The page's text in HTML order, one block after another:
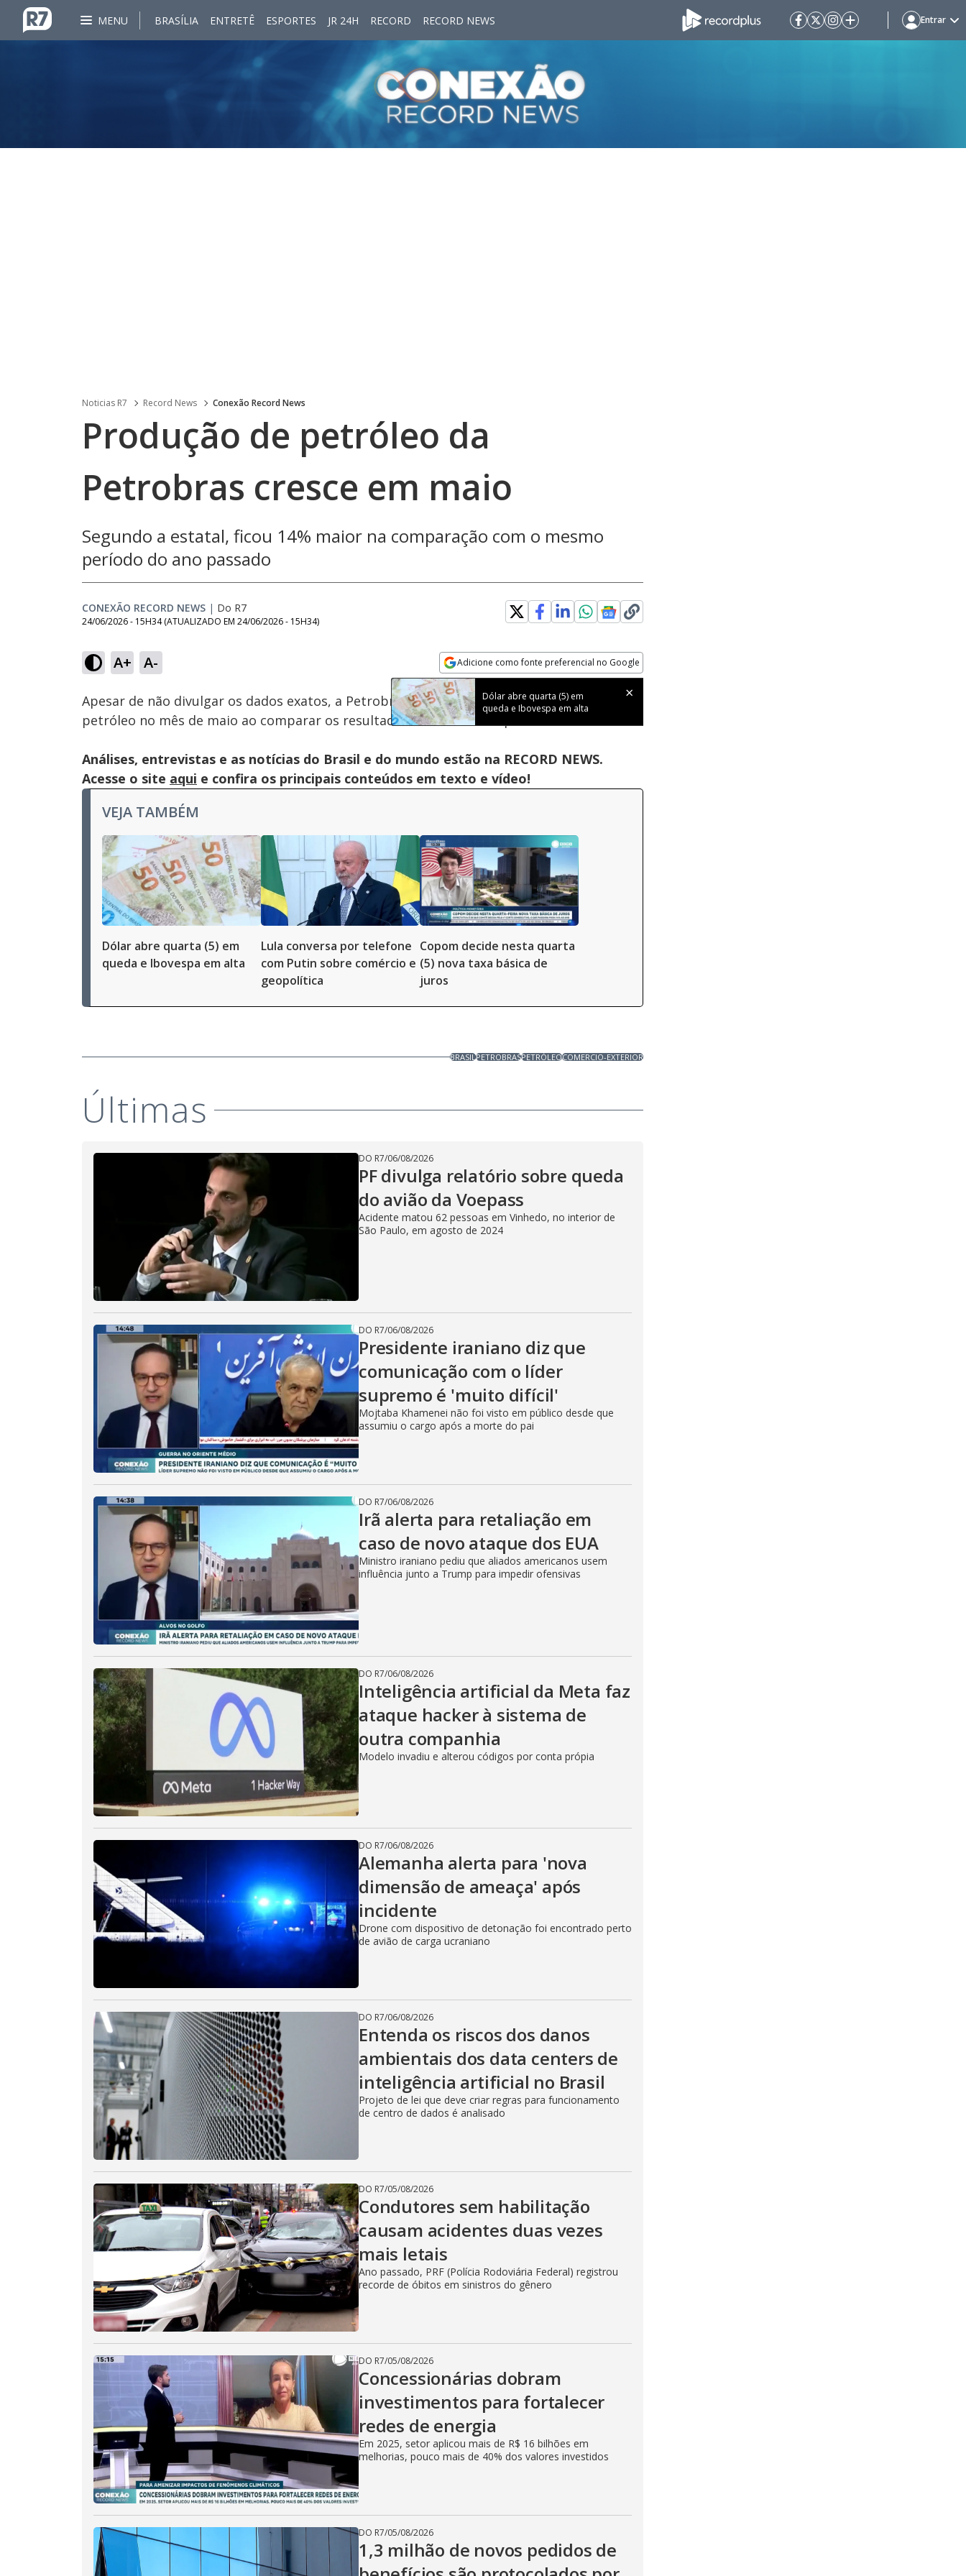
MENU BRASÍLIA ENTRETÊ ESPORTES JR 24H RECORD RECORD NEWS Entrar
Noticias R7 Record News Conexão Record News
Produção de petróleo da
Petrobras cresce em maio
Segundo a estatal, ficou 14% maior na comparação com o mesmo
período do ano passado
CONEXÃO RECORD NEWS | Do R7
24/06/2026 - 15H34 (ATUALIZADO EM 24/06/2026 - 15H34)
A+ A- Adicione como fonte preferencial no Google
Opens in new window
Dólar abre quarta (5) em
queda e Ibovespa em alta
Ativar
Som
Velocidade
Apesar de não divulgar os dados exatos, a Petrobras aumentou em 14% a produção de
petróleo no mês de maio ao comparar os resultados com o mesmo período em 2025.
Análises, entrevistas e as notícias do Brasil e do mundo estão na RECORD NEWS.
Acesse o site aqui e confira os principais conteúdos em texto e vídeo!
VEJA TAMBÉM
Dólar abre quarta (5) em
queda e Ibovespa em alta
Lula conversa por telefone
com Putin sobre comércio e
geopolítica
Copom decide nesta quarta
(5) nova taxa básica de
juros
BRASILPETROBRASPETRÓLEOCOMERCIO-EXTERIOR
Últimas
DO R7/06/08/2026
PF divulga relatório sobre queda
do avião da Voepass
Acidente matou 62 pessoas em Vinhedo, no interior de
São Paulo, em agosto de 2024
DO R7/06/08/2026
Presidente iraniano diz que
comunicação com o líder
supremo é 'muito difícil'
Mojtaba Khamenei não foi visto em público desde que
assumiu o cargo após a morte do pai
DO R7/06/08/2026
Irã alerta para retaliação em
caso de novo ataque dos EUA
Ministro iraniano pediu que aliados americanos usem
influência junto a Trump para impedir ofensivas
DO R7/06/08/2026
Inteligência artificial da Meta faz
ataque hacker à sistema de
outra companhia
Modelo invadiu e alterou códigos por conta própia
DO R7/06/08/2026
Alemanha alerta para 'nova
dimensão de ameaça' após
incidente
Drone com dispositivo de detonação foi encontrado perto
de avião de carga ucraniano
DO R7/06/08/2026
Entenda os riscos dos danos
ambientais dos data centers de
inteligência artificial no Brasil
Projeto de lei que deve criar regras para funcionamento
de centro de dados é analisado
DO R7/05/08/2026
Condutores sem habilitação
causam acidentes duas vezes
mais letais
Ano passado, PRF (Polícia Rodoviária Federal) registrou
recorde de óbitos em sinistros do gênero
DO R7/05/08/2026
Concessionárias dobram
investimentos para fortalecer
redes de energia
Em 2025, setor aplicou mais de R$ 16 bilhões em
melhorias, pouco mais de 40% dos valores investidos
DO R7/05/08/2026
1,3 milhão de novos pedidos de